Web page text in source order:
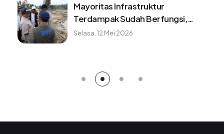
Mayoritas Infrastruktur
Terdampak Sudah Berfungsi,
Konektivitas dan Logistik
Selasa, 12 Mei 2026